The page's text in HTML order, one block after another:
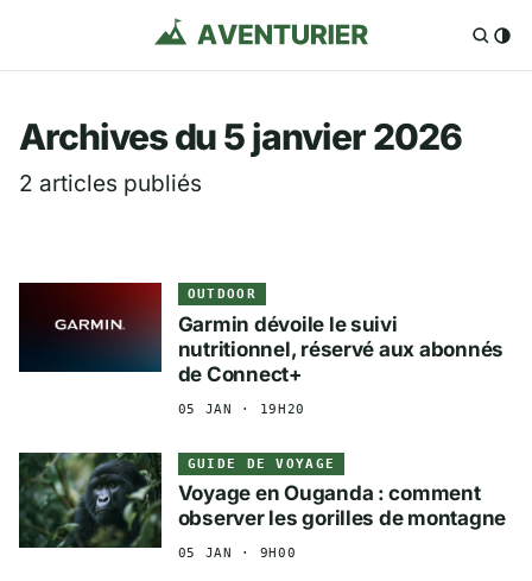
Aventurier.fr —
Archives du 5 janvier 2026
2 articles publiés
OUTDOOR
Garmin dévoile le suivi
nutritionnel, réservé aux abonnés
de Connect+
05 JAN · 19H20
GUIDE DE VOYAGE
Voyage en Ouganda : comment
observer les gorilles de montagne
05 JAN · 9H00